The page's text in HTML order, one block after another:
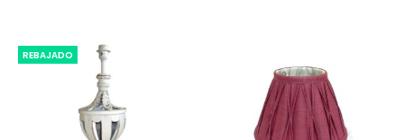
350€.
REBAJADO